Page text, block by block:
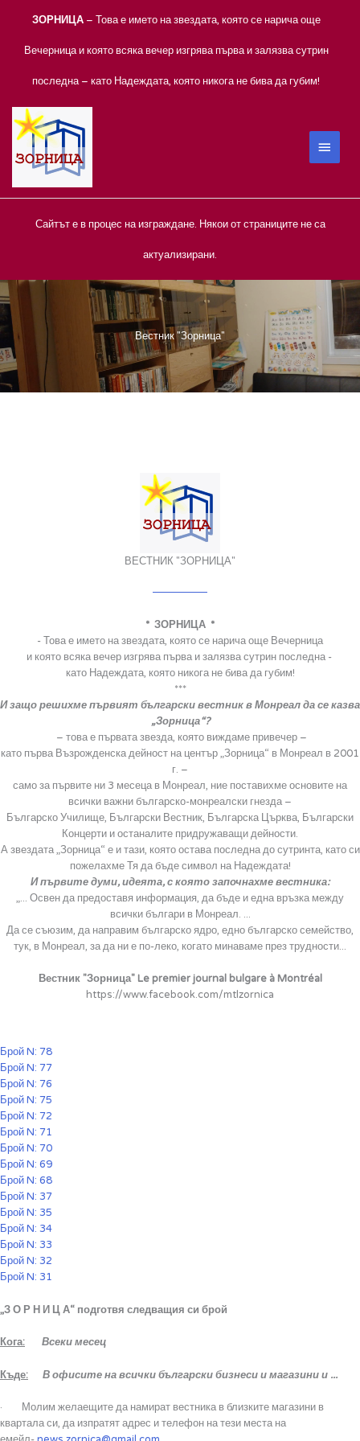
ЗОРНИЦА– Това е името на звездата, която се нарича още
Вечерница и която всяка вечер изгрява първа и залязва сутрин
последна – като Надеждата, която никога не бива да губим!
MAIN
Сайтът е в процес на изграждане. Някои от страниците не са
актуализирани.
Вестник "Зорница"
ВЕСТНИК "ЗОРНИЦА"
* ЗОРНИЦА *
- Това е името на звездата, която се нарича още Вечерница
и която всяка вечер изгрява първа и залязва сутрин последна -
като Надеждата, която никога не бива да губим!
***
И защо решихме първият български вестник в Монреал да се казва
„Зорница“?
– това е първата звезда, която виждаме привечер –
като първа Възрожденска дейност на център „Зорница“ в Монреал в 2001
г. –
само за първите ни 3 месеца в Монреал, ние поставихме основите на
всички важни българско-монреалски гнезда –
Българско Училище, Български Вестник, Българска Църква, Български
Концерти и останалите придружаващи дейности.
А звездата „Зорница“ е и тази, която остава последна до сутринта, като си
пожелахме Тя да бъде символ на Надеждата!
И първите думи, идеята, с която започнахме вестника:
„... Освен да предоставя информация, да бъде и една връзка между
всички българи в Монреал. ...
Да се съюзим, да направим българско ядро, едно българско семейство,
тук, в Монреал, за да ни е по-леко, когато минаваме през трудности...
Вестник"Зорница" Le premier journal bulgare à Montréal
https://www.facebook.com/mtlzornica
Брой N: 78
Брой N: 77
Брой N: 76
Брой N: 75
Брой N: 72
Брой N: 71
Брой N: 70
Брой N: 69
Брой N: 68
Брой N: 37
Брой N: 35
Брой N: 34
Брой N: 33
Брой N: 32
Брой N: 31
„З О Р Н И Ц А“ подготвя следващия си брой
Кога: Всеки месец
Къде: В офисите на всички български бизнеси и магазини и ...
· Молим желаещите да намират вестника в близките магазини в
квартала си, да изпратят адрес и телефон на тези места на